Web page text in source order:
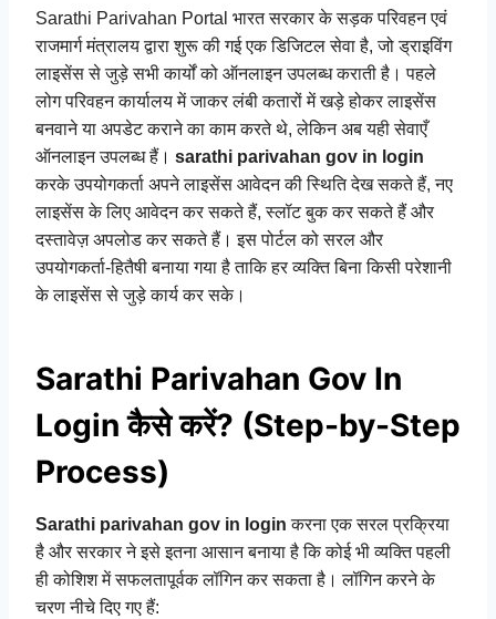
Sarathi Parivahan Portal भारत सरकार के सड़क परिवहन एवं
राजमार्ग मंत्रालय द्वारा शुरू की गई एक डिजिटल सेवा है, जो ड्राइविंग
लाइसेंस से जुड़े सभी कार्यों को ऑनलाइन उपलब्ध कराती है। पहले
लोग परिवहन कार्यालय में जाकर लंबी कतारों में खड़े होकर लाइसेंस
बनवाने या अपडेट कराने का काम करते थे, लेकिन अब यही सेवाएँ
ऑनलाइन उपलब्ध हैं। sarathi parivahan gov in login
करके उपयोगकर्ता अपने लाइसेंस आवेदन की स्थिति देख सकते हैं, नए
लाइसेंस के लिए आवेदन कर सकते हैं, स्लॉट बुक कर सकते हैं और
दस्तावेज़ अपलोड कर सकते हैं। इस पोर्टल को सरल और
उपयोगकर्ता-हितैषी बनाया गया है ताकि हर व्यक्ति बिना किसी परेशानी
के लाइसेंस से जुड़े कार्य कर सके।
Sarathi Parivahan Gov In
Login कैसे करें? (Step-by-Step
Process)
Sarathi parivahan gov in login करना एक सरल प्रक्रिया
है और सरकार ने इसे इतना आसान बनाया है कि कोई भी व्यक्ति पहली
ही कोशिश में सफलतापूर्वक लॉगिन कर सकता है। लॉगिन करने के
चरण नीचे दिए गए हैं: